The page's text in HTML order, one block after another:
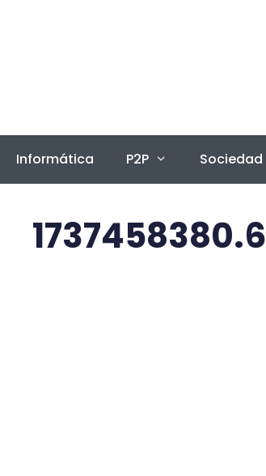
Informática P2P Sociedad
1737458380.6